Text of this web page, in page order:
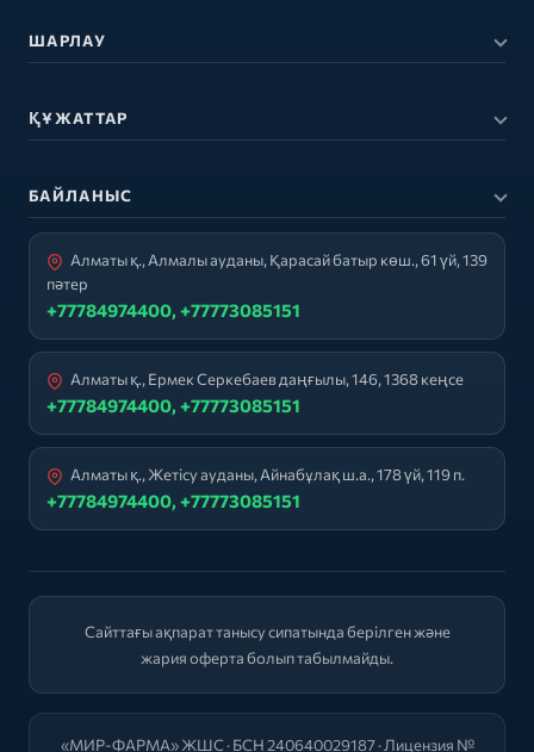
ШАРЛАУ
ҚҰЖАТТАР
БАЙЛАНЫС
Алматы қ., Алмалы ауданы, Қарасай батыр көш., 61 үй, 139
пәтер
+77784974400, +77773085151
Алматы қ., Ермек Серкебаев даңғылы, 146, 1368 кеңсе
+77784974400, +77773085151
Алматы қ., Жетісу ауданы, Айнабұлақ ш.а., 178 үй, 119 п.
+77784974400, +77773085151
Сайттағы ақпарат танысу сипатында берілген және
жария оферта болып табылмайды.
«МИР-ФАРМА» ЖШС · БСН 240640029187 · Лицензия №